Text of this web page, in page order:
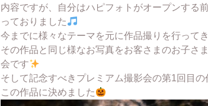
内容ですが、自分はハピフォトがオープンする
っておりました
今までに様々なテーマを元に作品撮りを行って
その作品と同じ様なお写真をお客さまのお子さ
会です
そして記念すべきプレミアム撮影会の第1回目
この作品に決めました